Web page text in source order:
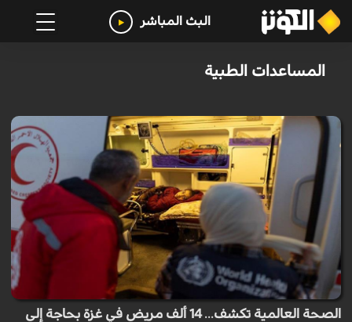
البث المباشر
المساعدات الطبية
الصحة العالمية تكشف... 14 ألف مريض في غزة بحاجة إلى